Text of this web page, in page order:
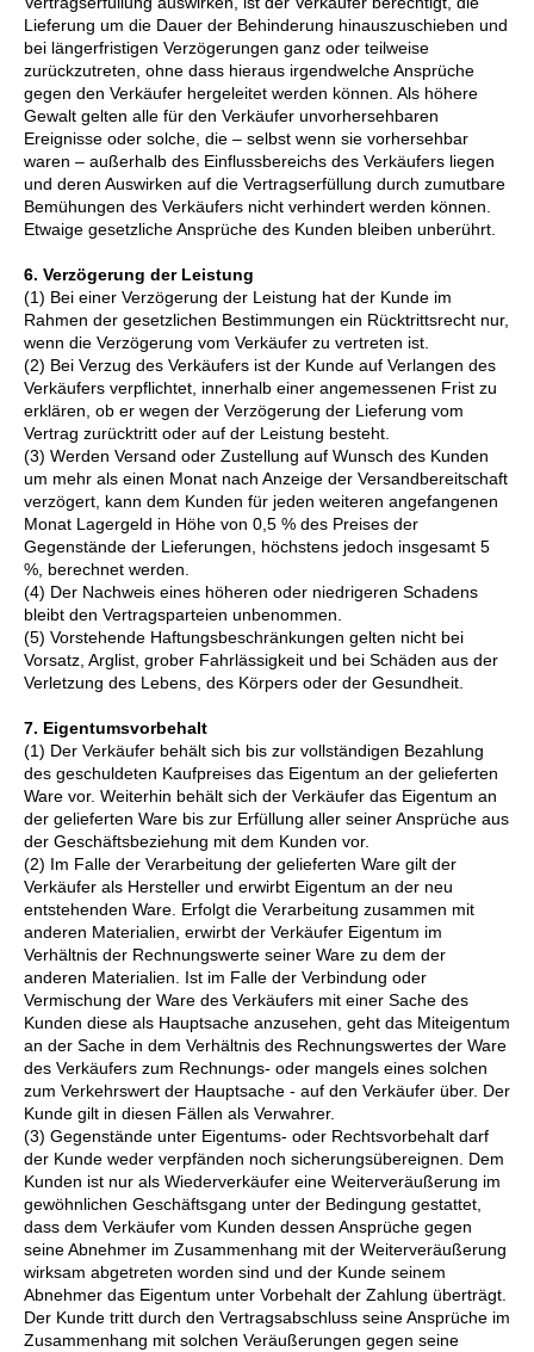
Lieferung um die Dauer der Behinderung hinauszuschieben und
bei längerfristigen Verzögerungen ganz oder teilweise
zurückzutreten, ohne dass hieraus irgendwelche Ansprüche
gegen den Verkäufer hergeleitet werden können. Als höhere
Gewalt gelten alle für den Verkäufer unvorhersehbaren
Ereignisse oder solche, die – selbst wenn sie vorhersehbar
waren – außerhalb des Einflussbereichs des Verkäufers liegen
und deren Auswirken auf die Vertragserfüllung durch zumutbare
Bemühungen des Verkäufers nicht verhindert werden können.
Etwaige gesetzliche Ansprüche des Kunden bleiben unberührt.
6. Verzögerung der Leistung
(1) Bei einer Verzögerung der Leistung hat der Kunde im
Rahmen der gesetzlichen Bestimmungen ein Rücktrittsrecht nur,
wenn die Verzögerung vom Verkäufer zu vertreten ist.
(2) Bei Verzug des Verkäufers ist der Kunde auf Verlangen des
Verkäufers verpflichtet, innerhalb einer angemessenen Frist zu
erklären, ob er wegen der Verzögerung der Lieferung vom
Vertrag zurücktritt oder auf der Leistung besteht.
(3) Werden Versand oder Zustellung auf Wunsch des Kunden
um mehr als einen Monat nach Anzeige der Versandbereitschaft
verzögert, kann dem Kunden für jeden weiteren angefangenen
Monat Lagergeld in Höhe von 0,5 % des Preises der
Gegenstände der Lieferungen, höchstens jedoch insgesamt 5
%, berechnet werden.
(4) Der Nachweis eines höheren oder niedrigeren Schadens
bleibt den Vertragsparteien unbenommen.
(5) Vorstehende Haftungsbeschränkungen gelten nicht bei
Vorsatz, Arglist, grober Fahrlässigkeit und bei Schäden aus der
Verletzung des Lebens, des Körpers oder der Gesundheit.
7. Eigentumsvorbehalt
(1) Der Verkäufer behält sich bis zur vollständigen Bezahlung
des geschuldeten Kaufpreises das Eigentum an der gelieferten
Ware vor. Weiterhin behält sich der Verkäufer das Eigentum an
der gelieferten Ware bis zur Erfüllung aller seiner Ansprüche aus
der Geschäftsbeziehung mit dem Kunden vor.
(2) Im Falle der Verarbeitung der gelieferten Ware gilt der
Verkäufer als Hersteller und erwirbt Eigentum an der neu
entstehenden Ware. Erfolgt die Verarbeitung zusammen mit
anderen Materialien, erwirbt der Verkäufer Eigentum im
Verhältnis der Rechnungswerte seiner Ware zu dem der
anderen Materialien. Ist im Falle der Verbindung oder
Vermischung der Ware des Verkäufers mit einer Sache des
Kunden diese als Hauptsache anzusehen, geht das Miteigentum
an der Sache in dem Verhältnis des Rechnungswertes der Ware
des Verkäufers zum Rechnungs- oder mangels eines solchen
zum Verkehrswert der Hauptsache - auf den Verkäufer über. Der
Kunde gilt in diesen Fällen als Verwahrer.
(3) Gegenstände unter Eigentums- oder Rechtsvorbehalt darf
der Kunde weder verpfänden noch sicherungsübereignen. Dem
Kunden ist nur als Wiederverkäufer eine Weiterveräußerung im
gewöhnlichen Geschäftsgang unter der Bedingung gestattet,
dass dem Verkäufer vom Kunden dessen Ansprüche gegen
seine Abnehmer im Zusammenhang mit der Weiterveräußerung
wirksam abgetreten worden sind und der Kunde seinem
Abnehmer das Eigentum unter Vorbehalt der Zahlung überträgt.
Der Kunde tritt durch den Vertragsabschluss seine Ansprüche im
Zusammenhang mit solchen Veräußerungen gegen seine